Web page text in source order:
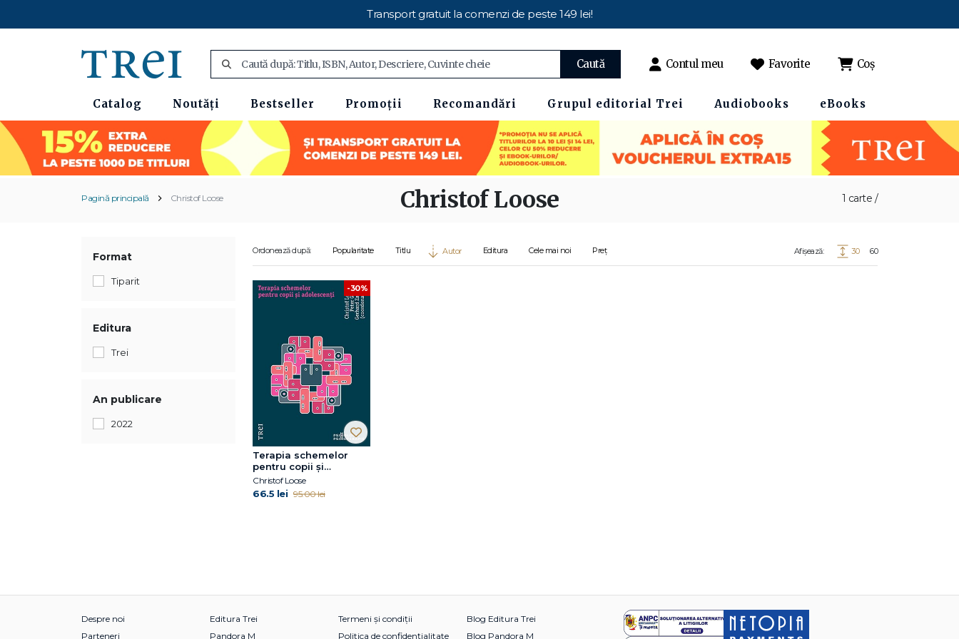
Transport gratuit la comenzi de peste 149 lei!
Caută Contul meu Favorite Coș
Catalog Noutăți Bestseller Promoții Recomandări Grupul editorial Trei Audiobooks eBooks
Pagină principală Christof Loose 1 carte /
Christof Loose
Format
Tiparit
Editura
Trei
An publicare
2022
Ordonează după: Popularitate Titlu Autor Editura Cele mai noi Preț Afișează: 30 60
-30%
Terapia schemelor
pentru copii și
adolescenți
Christof Loose
66.5 lei 95.00 lei
Despre noi
Parteneri
Editura Trei
Pandora M
Termeni și condiții
Politica de confidențialitate
Blog Editura Trei
Blog Pandora M